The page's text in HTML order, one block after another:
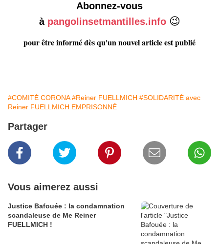
Abonnez-vous
à pangolinsetmantilles.info 😉
pour être informé dès qu'un nouvel article est publié
#COMITÉ CORONA #Reiner FUELLMICH #SOLIDARITÉ avec
Reiner FUELLMICH EMPRISONNÉ
Partager
Vous aimerez aussi
Justice Bafouée : la condamnation
scandaleuse de Me Reiner
FUELLMICH !